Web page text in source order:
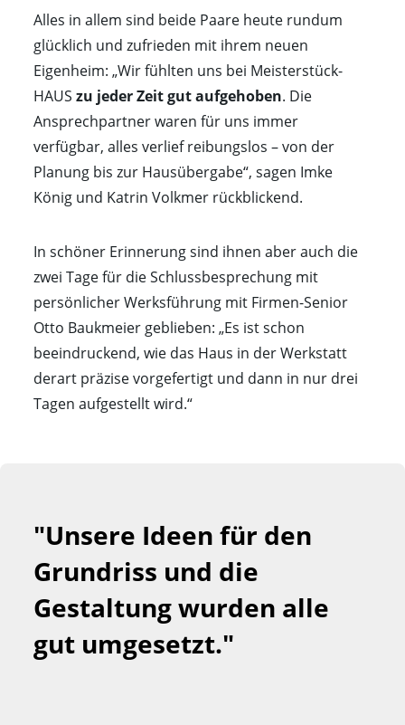
Alles in allem sind beide Paare heute rundum
glücklich und zufrieden mit ihrem neuen
Eigenheim: „Wir fühlten uns bei Meisterstück-
HAUSzu jeder Zeit gut aufgehoben. Die
Ansprechpartner waren für uns immer
verfügbar, alles verlief reibungslos – von der
Planung bis zur Hausübergabe“, sagen Imke
König und Katrin Volkmer rückblickend.
In schöner Erinnerung sind ihnen aber auch die
zwei Tage für die Schlussbesprechung mit
persönlicher Werksführung mit Firmen-Senior
Otto Baukmeier geblieben: „Es ist schon
beeindruckend, wie das Haus in der Werkstatt
derart präzise vorgefertigt und dann in nur drei
Tagen aufgestellt wird.“
"Unsere Ideen für den
Grundriss und die
Gestaltung wurden alle
gut umgesetzt."